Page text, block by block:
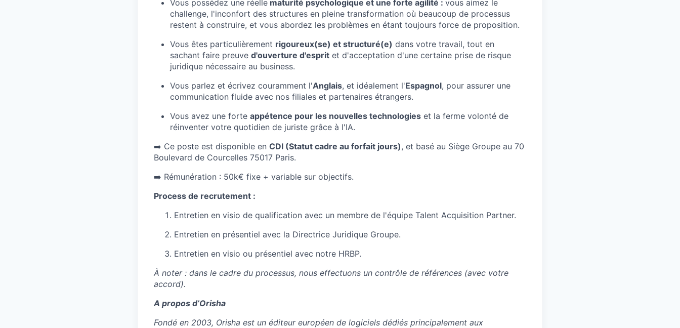
Vous possédez une réelle maturité psychologique et une forte agilité : vous aimez le
challenge, l'inconfort des structures en pleine transformation où beaucoup de processus
restent à construire, et vous abordez les problèmes en étant toujours force de proposition.
Vous êtes particulièrement rigoureux(se) et structuré(e) dans votre travail, tout en
sachant faire preuve d'ouverture d'esprit et d'acceptation d'une certaine prise de risque
juridique nécessaire au business.
Vous parlez et écrivez couramment l'Anglais, et idéalement l'Espagnol, pour assurer une
communication fluide avec nos filiales et partenaires étrangers.
Vous avez une forte appétence pour les nouvelles technologies et la ferme volonté de
réinventer votre quotidien de juriste grâce à l'IA.
➡️ Ce poste est disponible en CDI (Statut cadre au forfait jours), et basé au Siège Groupe au 70
Boulevard de Courcelles 75017 Paris.
➡️ Rémunération : 50k€ fixe + variable sur objectifs.
Process de recrutement :
Entretien en visio de qualification avec un membre de l'équipe Talent Acquisition Partner.
Entretien en présentiel avec la Directrice Juridique Groupe.
Entretien en visio ou présentiel avec notre HRBP.
À noter : dans le cadre du processus, nous effectuons un contrôle de références (avec votre
accord).
A propos d’Orisha
Fondé en 2003, Orisha est un éditeur européen de logiciels dédiés principalement aux